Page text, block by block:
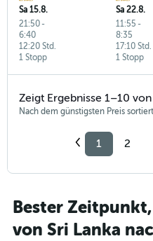
Sa 15.8.
21:50-
6:40
1 Stopp
12:20 Std.
Sa 22.8.
11:55 -
8:35
1 Stopp
17:10 Std.
Zeigt Ergebnisse 1–10
Nach dem günstigsten Preis sortiert
1 2
Bester
von Sri Lanka